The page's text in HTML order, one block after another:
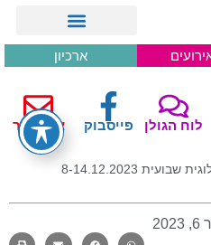
ארכיון
לוח הגולן פייסבוק צור קשר
8-14.12.2023